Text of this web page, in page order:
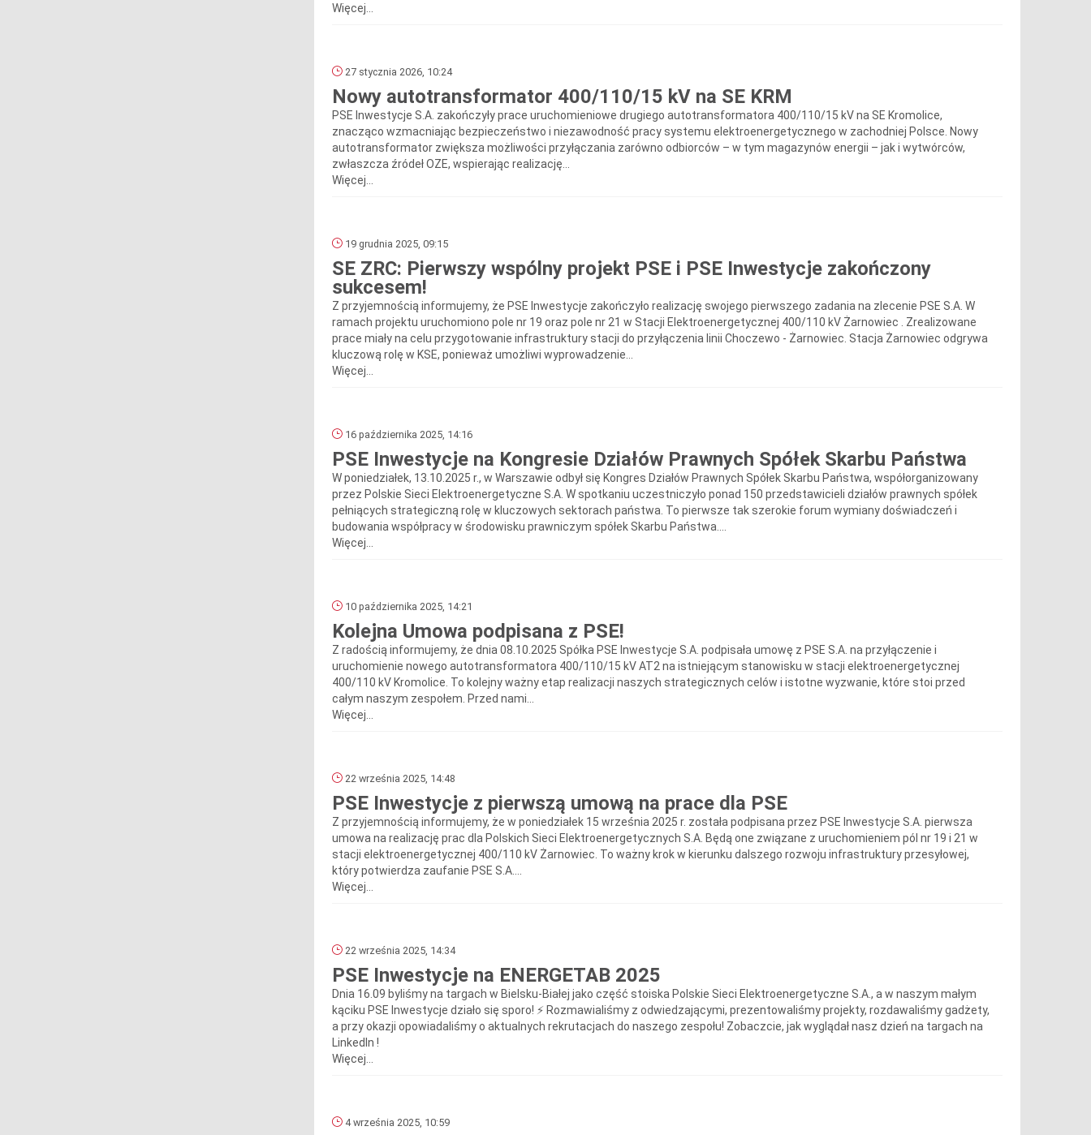
Więcej...
27 stycznia 2026, 10:24
Nowy autotransformator 400/110/15 kV na SE KRM
PSE Inwestycje S.A. zakończyły prace uruchomieniowe drugiego autotransformatora 400/110/15 kV na SE Kromolice,
znacząco wzmacniając bezpieczeństwo i niezawodność pracy systemu elektroenergetycznego w zachodniej Polsce. Nowy
autotransformator zwiększa możliwości przyłączania zarówno odbiorców – w tym magazynów energii – jak i wytwórców,
zwłaszcza źródeł OZE, wspierając realizację...
Więcej...
19 grudnia 2025, 09:15
SE ZRC: Pierwszy wspólny projekt PSE i PSE Inwestycje zakończony
sukcesem!
Z przyjemnością informujemy, że PSE Inwestycje zakończyło realizację swojego pierwszego zadania na zlecenie PSE S.A. W
ramach projektu uruchomiono pole nr 19 oraz pole nr 21 w Stacji Elektroenergetycznej 400/110 kV Żarnowiec . Zrealizowane
prace miały na celu przygotowanie infrastruktury stacji do przyłączenia linii Choczewo - Żarnowiec. Stacja Żarnowiec odgrywa
kluczową rolę w KSE, ponieważ umożliwi wyprowadzenie...
Więcej...
16 października 2025, 14:16
PSE Inwestycje na Kongresie Działów Prawnych Spółek Skarbu Państwa
W poniedziałek, 13.10.2025 r., w Warszawie odbył się Kongres Działów Prawnych Spółek Skarbu Państwa, współorganizowany
przez Polskie Sieci Elektroenergetyczne S.A. W spotkaniu uczestniczyło ponad 150 przedstawicieli działów prawnych spółek
pełniących strategiczną rolę w kluczowych sektorach państwa. To pierwsze tak szerokie forum wymiany doświadczeń i
budowania współpracy w środowisku prawniczym spółek Skarbu Państwa....
Więcej...
10 października 2025, 14:21
Kolejna Umowa podpisana z PSE!
Z radością informujemy, że dnia 08.10.2025 Spółka PSE Inwestycje S.A. podpisała umowę z PSE S.A. na przyłączenie i
uruchomienie nowego autotransformatora 400/110/15 kV AT2 na istniejącym stanowisku w stacji elektroenergetycznej
400/110 kV Kromolice. To kolejny ważny etap realizacji naszych strategicznych celów i istotne wyzwanie, które stoi przed
całym naszym zespołem. Przed nami...
Więcej...
22 września 2025, 14:48
PSE Inwestycje z pierwszą umową na prace dla PSE
Z przyjemnością informujemy, że w poniedziałek 15 września 2025 r. została podpisana przez PSE Inwestycje S.A. pierwsza
umowa na realizację prac dla Polskich Sieci Elektroenergetycznych S.A. Będą one związane z uruchomieniem pól nr 19 i 21 w
stacji elektroenergetycznej 400/110 kV Żarnowiec. To ważny krok w kierunku dalszego rozwoju infrastruktury przesyłowej,
który potwierdza zaufanie PSE S.A....
Więcej...
22 września 2025, 14:34
PSE Inwestycje na ENERGETAB 2025
Dnia 16.09 byliśmy na targach w Bielsku-Białej jako część stoiska Polskie Sieci Elektroenergetyczne S.A., a w naszym małym
kąciku PSE Inwestycje działo się sporo! ⚡️ Rozmawialiśmy z odwiedzającymi, prezentowaliśmy projekty, rozdawaliśmy gadżety,
a przy okazji opowiadaliśmy o aktualnych rekrutacjach do naszego zespołu! Zobaczcie, jak wyglądał nasz dzień na targach na
LinkedIn !
Więcej...
4 września 2025, 10:59